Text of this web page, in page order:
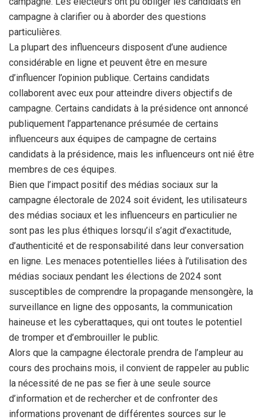
campagne à clarifier ou à aborder des questions
particulières.
La plupart des influenceurs disposent d’une audience
considérable en ligne et peuvent être en mesure
d’influencer l’opinion publique. Certains candidats
collaborent avec eux pour atteindre divers objectifs de
campagne. Certains candidats à la présidence ont annoncé
publiquement l’appartenance présumée de certains
influenceurs aux équipes de campagne de certains
candidats à la présidence, mais les influenceurs ont nié être
membres de ces équipes.
Bien que l’impact positif des médias sociaux sur la
campagne électorale de 2024 soit évident, les utilisateurs
des médias sociaux et les influenceurs en particulier ne
sont pas les plus éthiques lorsqu’il s’agit d’exactitude,
d’authenticité et de responsabilité dans leur conversation
en ligne. Les menaces potentielles liées à l’utilisation des
médias sociaux pendant les élections de 2024 sont
susceptibles de comprendre la propagande mensongère, la
surveillance en ligne des opposants, la communication
haineuse et les cyberattaques, qui ont toutes le potentiel
de tromper et d’embrouiller le public.
Alors que la campagne électorale prendra de l’ampleur au
cours des prochains mois, il convient de rappeler au public
la nécessité de ne pas se fier à une seule source
d’information et de rechercher et de confronter des
informations provenant de différentes sources sur le